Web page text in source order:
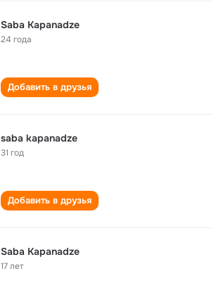
Saba Kapanadze
24 года
Добавить в друзья
saba kapanadze
31 год
Добавить в друзья
Saba Kapanadze
17 лет